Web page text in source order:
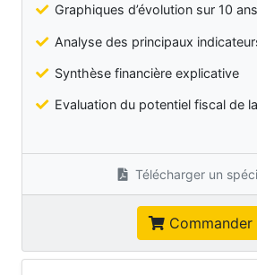
Graphiques d’évolution sur 10 ans
Analyse des principaux
Synthèse financière explicative
Evaluation du potentiel fiscal de
Télécharger un
Commander